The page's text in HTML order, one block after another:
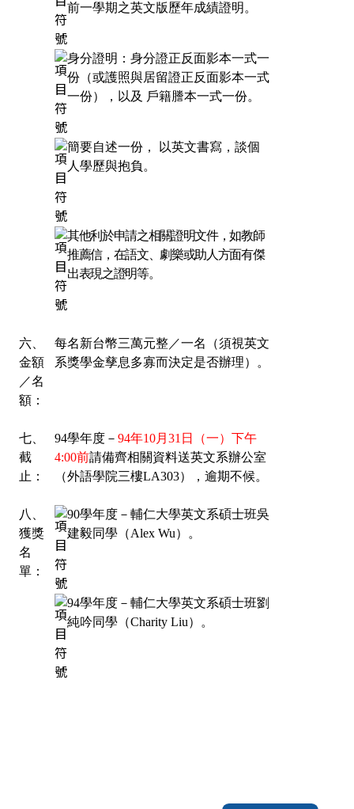
前一學期之英文版歷年成績證明。
身分證明：身分證正反面影本一式一
份（或護照與居留證正反面影本一式
一份），以及 戶籍謄本一式一份。
簡要自述一份， 以英文書寫，談個
人學歷與抱負。
其他利於申請之相關證明文件，如教師
推薦信，在語文、劇樂或助人方面有傑
出表現之證明等。
六、
金額
／名
額：
每名新台幣三萬元整／一名（須視英文
系獎學金孳息多寡而決定是否辦理）。
七、
截
止：
94學年度－ 94年10月31日（一）下午
4:00前請備齊相關資料送英文系辦公室
（外語學院三樓LA303），逾期不候。
八、
獲獎
名
單：
90學年度－輔仁大學英文系碩士班吳
建毅同學（Alex Wu）。
94學年度－輔仁大學英文系碩士班劉
純吟同學（Charity Liu）。